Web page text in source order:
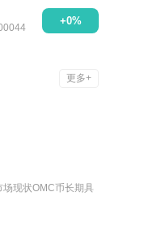
+0%
更多+
现状OMC币长期具